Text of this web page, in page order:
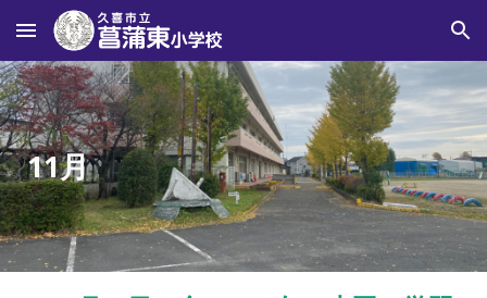
Skip to main content Skip to navigation
11月